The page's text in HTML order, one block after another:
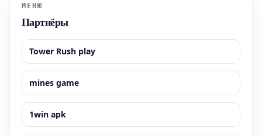
МЕНЮ
Партнёры
Tower Rush play
mines game
1win apk